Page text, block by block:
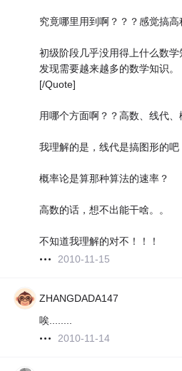
究竟哪里用到啊？？？感觉搞高
初级阶段几乎没用得上什么数
发现需要越来越多的数学知识。
[/Quote]
用哪个方面啊？？高数、线代、
我理解的是，线代是搞图形的吧
概率论是算那种算法的速率？
高数的话，想不出能干啥。。
不知道我理解的对不！！！
2010-11-15
ZHANGDADA147
唉........
2010-11-14